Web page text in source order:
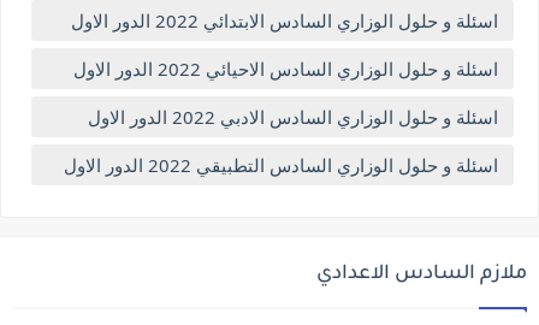
اسئلة و حلول الوزاري السادس الابتدائي 2022 الدور الاول
اسئلة و حلول الوزاري السادس الاحيائي 2022 الدور الاول
اسئلة و حلول الوزاري السادس الادبي 2022 الدور الاول
اسئلة و حلول الوزاري السادس التطبيقي 2022 الدور الاول
ملازم السادس الاعدادي